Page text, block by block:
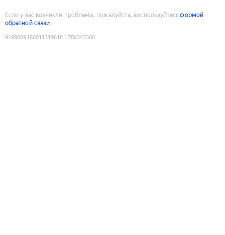
Если у вас возникли проблемы, пожалуйста, воспользуйтесьформой
обратной связи
9199009160011319618:1786343360